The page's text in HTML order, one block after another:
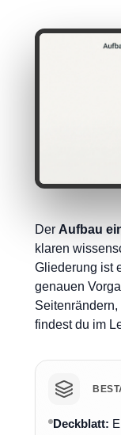
Der Aufbau
klaren
Gliederung ist
genauen
findest du im
Deckblatt: